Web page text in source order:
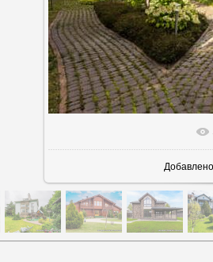
В
Добавлено